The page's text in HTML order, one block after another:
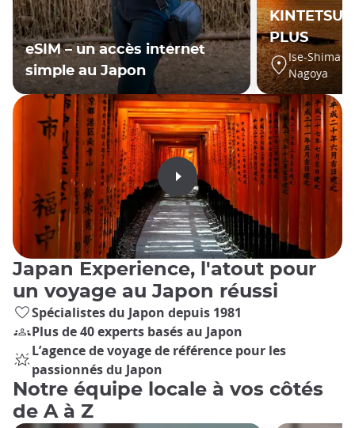
eSIM – un accès internet
simple au Japon
KINTETSU
PLUS
Ise-Shima
Nagoya
Japan Experience, l'atout pour
un voyage au Japon réussi
Spécialistes du Japon depuis 1981
Plus de 40 experts basés au Japon
L’agence de voyage de référence pour les
passionnés du Japon
Notre équipe locale à vos côtés
de A à Z